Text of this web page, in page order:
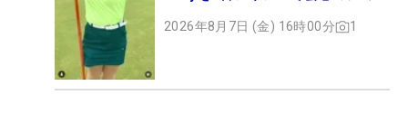
2026年8月7日 (金) 16時00分 1